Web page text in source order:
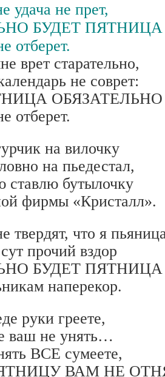
удача не прет,
БУДЕТ ПЯТНИЦА
отберет.
врет старательно,
не соврет:
ОБЯЗАТЕЛЬНО
отберет.
на вилочку
на пьедестал,
ставлю бутылочку
фирмы «Кристалл».
твердят, что я
прочий вздор
БУДЕТ ПЯТНИЦА
наперекор.
руки греете,
ваш не унять…
ВСЕ сумеете,
ВАМ НЕ